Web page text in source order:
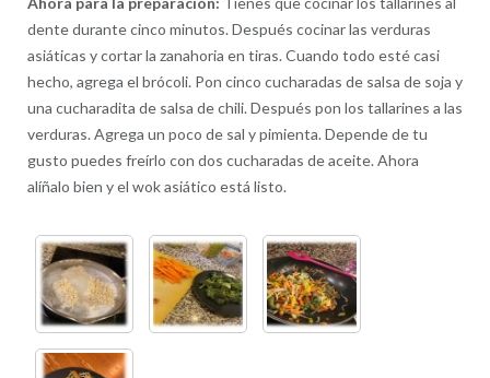
dente durante cinco minutos. Después cocinar las verduras
asiáticas y cortar la zanahoria en tiras. Cuando todo esté casi
hecho, agrega el brócoli. Pon cinco cucharadas de salsa de soja y
una cucharadita de salsa de chili. Después pon los tallarines a las
verduras. Agrega un poco de sal y pimienta. Depende de tu
gusto puedes freírlo con dos cucharadas de aceite. Ahora
alíñalo bien y el wok asiático está listo.